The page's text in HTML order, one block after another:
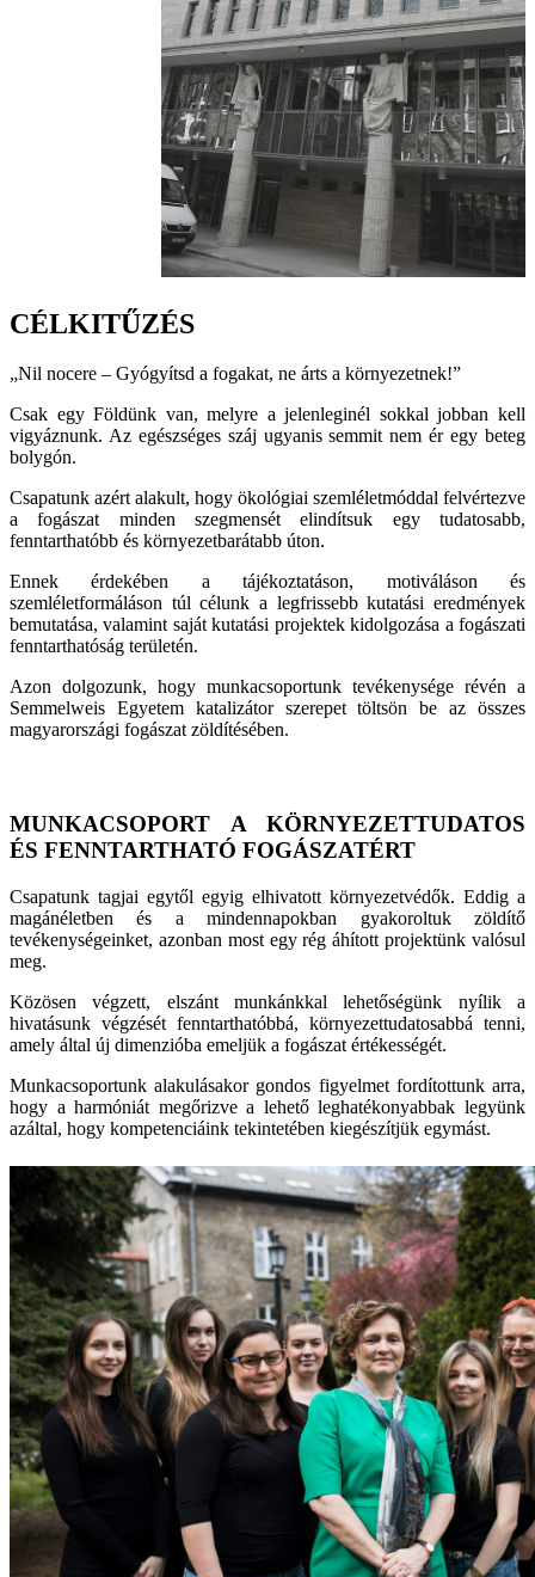
CÉLKITŰZÉS
„Nil nocere – Gyógyítsd a fogakat, ne árts a környezetnek!”
Csak egy Földünk van, melyre a jelenleginél sokkal jobban kell
vigyáznunk. Az egészséges száj ugyanis semmit nem ér egy beteg
bolygón.
Csapatunk azért alakult, hogy ökológiai szemléletmóddal felvértezve
a fogászat minden szegmensét elindítsuk egy tudatosabb,
fenntarthatóbb és környezetbarátabb úton.
Ennek érdekében a tájékoztatáson, motiváláson és
szemléletformáláson túl célunk a legfrissebb kutatási eredmények
bemutatása, valamint saját kutatási projektek kidolgozása a fogászati
fenntarthatóság területén.
Azon dolgozunk, hogy munkacsoportunk tevékenysége révén a
Semmelweis Egyetem katalizátor szerepet töltsön be az összes
magyarországi fogászat zöldítésében.
MUNKACSOPORT A KÖRNYEZETTUDATOS
ÉS FENNTARTHATÓ FOGÁSZATÉRT
Csapatunk tagjai egytől egyig elhivatott környezetvédők. Eddig a
magánéletben és a mindennapokban gyakoroltuk zöldítő
tevékenységeinket, azonban most egy rég áhított projektünk valósul
meg.
Közösen végzett, elszánt munkánkkal lehetőségünk nyílik a
hivatásunk végzését fenntarthatóbbá, környezettudatosabbá tenni,
amely által új dimenzióba emeljük a fogászat értékességét.
Munkacsoportunk alakulásakor gondos figyelmet fordítottunk arra,
hogy a harmóniát megőrizve a lehető leghatékonyabbak legyünk
azáltal, hogy kompetenciáink tekintetében kiegészítjük egymást.